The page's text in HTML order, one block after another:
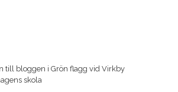
till bloggen i Grön flagg vid Virkby
skola